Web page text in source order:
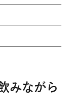
みながら